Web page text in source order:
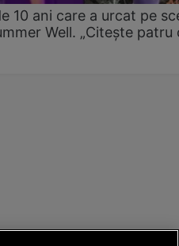
10 ani care a urcat pe
Well. „Citește patru